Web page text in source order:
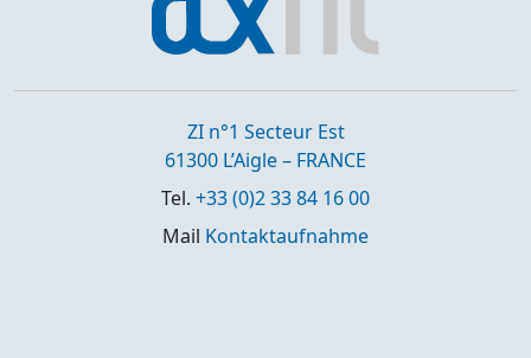
ZI n°1 Secteur Est
61300 L’Aigle – FRANCE
Tel. +33 (0)2 33 84 16 00
Mail Kontaktaufnahme